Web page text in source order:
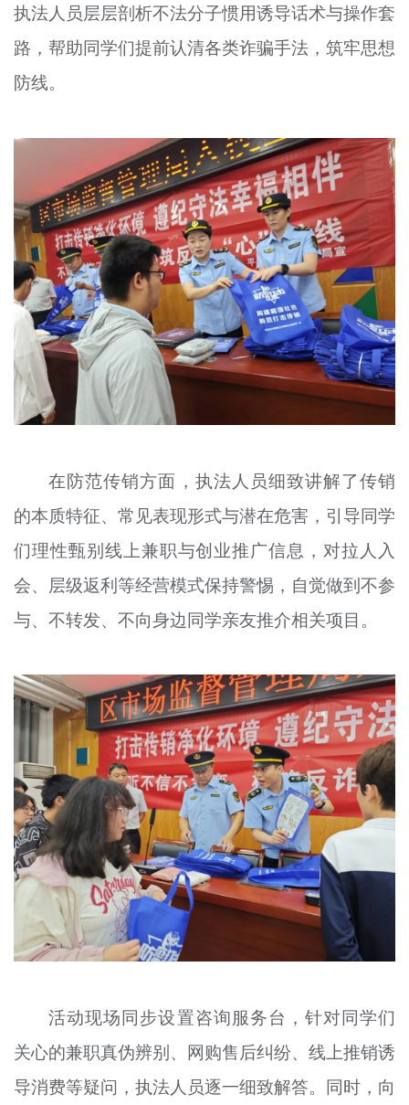
执法人员层层剖析不法分子惯用诱导话术与操作套
路，帮助同学们提前认清各类诈骗手法，筑牢思想
防线。
在防范传销方面，执法人员细致讲解了传销
的本质特征、常见表现形式与潜在危害，引导同学
们理性甄别线上兼职与创业推广信息，对拉人入
会、层级返利等经营模式保持警惕，自觉做到不参
与、不转发、不向身边同学亲友推介相关项目。
活动现场同步设置咨询服务台，针对同学们
关心的兼职真伪辨别、网购售后纠纷、线上推销诱
导消费等疑问，执法人员逐一细致解答。同时，向